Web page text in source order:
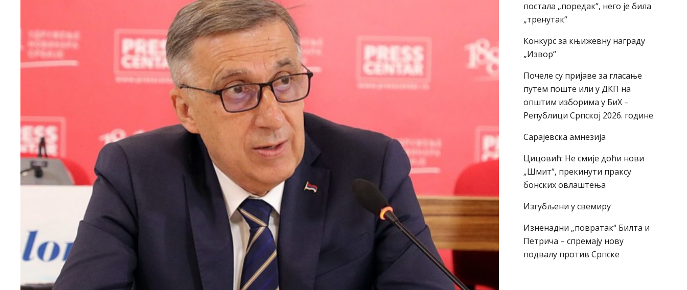
постала „поредак“, него је била
„тренутак“
Конкурс за књижевну награду
„Извор“
Почеле су пријаве за гласање
путем поште или у ДКП на
општим изборима у БиХ –
Републици Српској 2026. године
Сарајевска амнезија
Цицовић: Не смије доћи нови
„Шмит“, прекинути праксу
бонских овлаштења
Изгубљени у свемиру
Изненадни „повратак“ Билта и
Петрича – спремају нову
подвалу против Српске